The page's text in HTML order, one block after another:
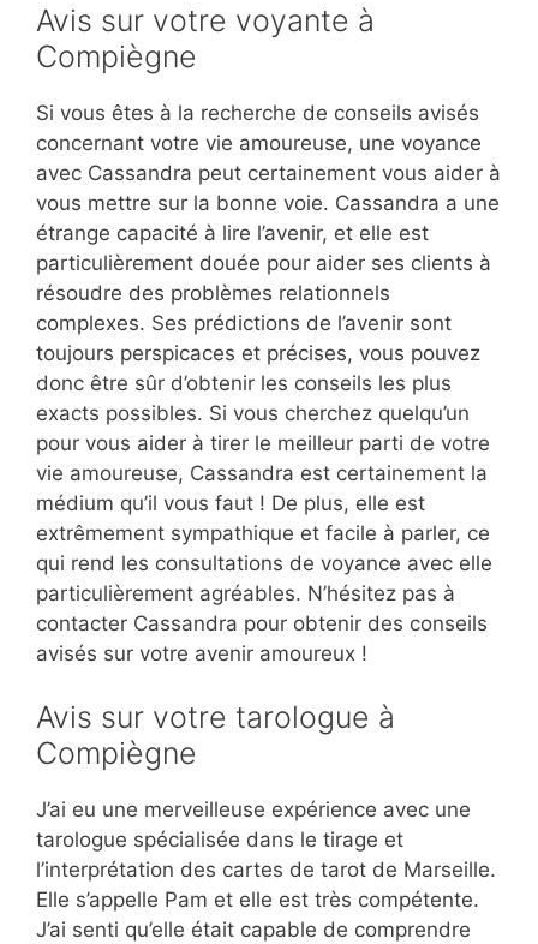
Avis sur votre voyante à
Compiègne
Si vous êtes à la recherche de conseils avisés
concernant votre vie amoureuse, une voyance
avec Cassandra peut certainement vous aider à
vous mettre sur la bonne voie. Cassandra a une
étrange capacité à lire l’avenir, et elle est
particulièrement douée pour aider ses clients à
résoudre des problèmes relationnels
complexes. Ses prédictions de l’avenir sont
toujours perspicaces et précises, vous pouvez
donc être sûr d’obtenir les conseils les plus
exacts possibles. Si vous cherchez quelqu’un
pour vous aider à tirer le meilleur parti de votre
vie amoureuse, Cassandra est certainement la
médium qu’il vous faut ! De plus, elle est
extrêmement sympathique et facile à parler, ce
qui rend les consultations de voyance avec elle
particulièrement agréables. N’hésitez pas à
contacter Cassandra pour obtenir des conseils
avisés sur votre avenir amoureux !
Avis sur votre tarologue à
Compiègne
J’ai eu une merveilleuse expérience avec une
tarologue spécialisée dans le tirage et
l’interprétation des cartes de tarot de Marseille.
Elle s’appelle Pam et elle est très compétente.
J’ai senti qu’elle était capable de comprendre